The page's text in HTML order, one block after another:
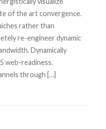
of the art convergence.
rather than
re-engineer dynamic
Dynamically
web-readiness.
through […]